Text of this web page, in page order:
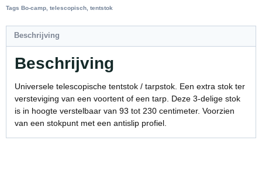
Tags Bo-camp telescopisch tentstok
Beschrijving
Beschrijving
Universele telescopische tentstok / tarpstok. Een extra stok ter
versteviging van een voortent of een tarp. Deze 3-delige stok
is in hoogte verstelbaar van 93 tot 230 centimeter. Voorzien
van een stokpunt met een antislip profiel.